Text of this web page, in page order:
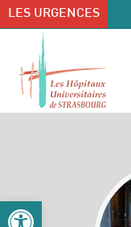
Ouvrir la barre d’outils
Accéder au
Accéder au menu
LES URGENCES